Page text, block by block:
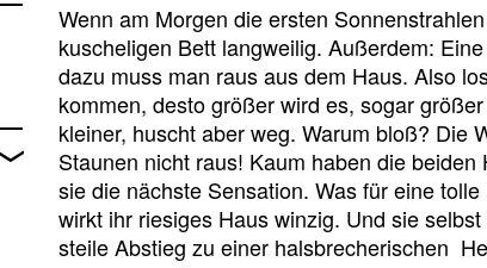
Wenn am Morgen die ersten
kuscheligen Bett langweilig. Außerdem:
dazu muss man raus aus dem Haus. Also
kommen, desto größer wird es, sogar
kleiner, huscht aber weg. Warum bloß? Die
Staunen nicht raus! Kaum haben die
sie die nächste Sensation. Was für eine
wirkt ihr riesiges Haus winzig. Und sie
steile Abstieg zu einer halsbrecherischen